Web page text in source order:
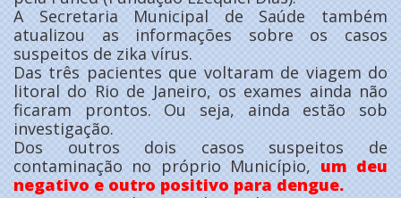
A Secretaria Municipal de Saúde também
atualizou as informações sobre os casos
suspeitos de zika vírus.
Das três pacientes que voltaram de viagem do
litoral do Rio de Janeiro, os exames ainda não
ficaram prontos. Ou seja, ainda estão sob
investigação.
Dos outros dois casos suspeitos de
contaminação no próprio Município, um deu
negativo e outro positivo para dengue.